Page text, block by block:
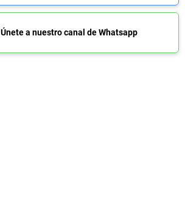
Únete a nuestro canal de Whatsapp